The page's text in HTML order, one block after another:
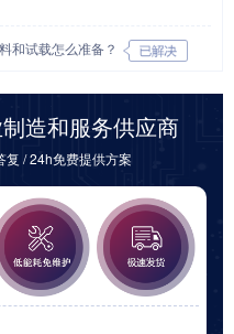
和试载怎么准备？
造和服务供应商
/ 24h免费提供方案